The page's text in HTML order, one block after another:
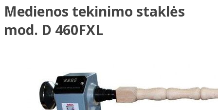
Medienos tekinimo staklės
mod. D 460FXL